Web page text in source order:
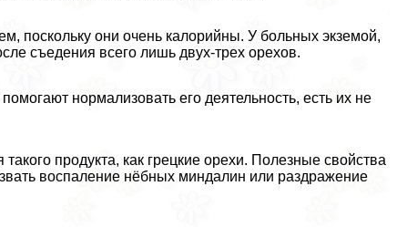
поскольку они очень калорийны. У больных экземой,
съедения всего лишь двух-трех орехов.
нормализовать его деятельность, есть их не
продукта, как грецкие орехи. Полезные свойства
воспаление нёбных миндалин или раздражение